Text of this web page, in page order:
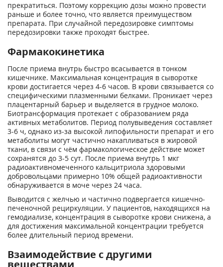
прекратиться. Поэтому коррекцию дозы можно провести
раньше и более точно, что является преимуществом
препарата. При случайной передозировке симптомы
передозировки также проходят быстрее.
Фармакокинетика
После приема внутрь быстро всасывается в тонком
кишечнике. Максимальная концентрация в сыворотке
крови достигается через 4-6 часов. В крови связывается со
специфическими плазменными белками. Проникает через
плацентарный барьер и выделяется в грудное молоко.
Биотрансформация протекает с образованием ряда
активных метаболитов. Период полувыведения составляет
3-6 ч, однако из-за высокой липофильности препарат и его
метаболиты могут частично накапливаться в жировой
ткани, в связи с чём фармакологическое действие может
сохранятся до 3-5 сут. После приема внутрь 1 мкг
радиоактивномеченного кальцитриола здоровыми
добровольцами примерно 10% общей радиоактивности
обнаруживается в моче через 24 часа.
Выводится с желчью и частично подвергается кишечно-
печеночной рециркуляции. У пациентов, находящихся на
гемодиализе, концентрация в сыворотке крови снижена, а
для достижения максимальной концентрации требуется
более длительный период времени.
Взаимодействие с другими
веществами